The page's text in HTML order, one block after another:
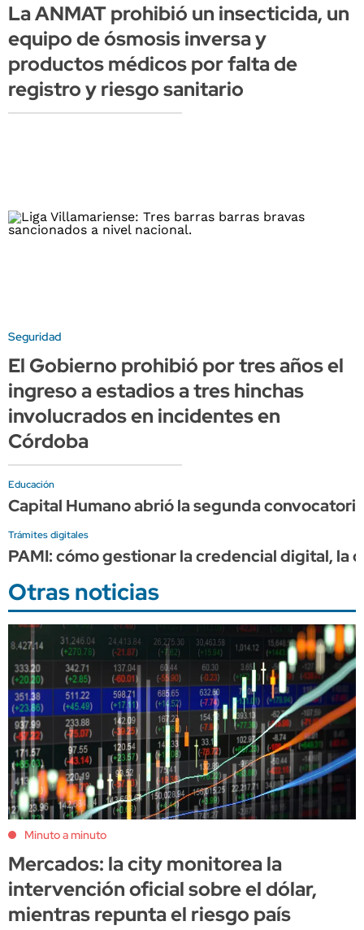
La ANMAT prohibió un insecticida, un
equipo de ósmosis inversa y
productos médicos por falta de
registro y riesgo sanitario
Seguridad
El Gobierno prohibió por tres años el
ingreso a estadios a tres hinchas
involucrados en incidentes en
Córdoba
Educación
Capital Humano abrió la segunda
Trámites digitales
PAMI: cómo gestionar la credencial digital,
Otras noticias
Minuto a minuto
Mercados: la city monitorea la
intervención oficial sobre el dólar,
mientras repunta el riesgo país